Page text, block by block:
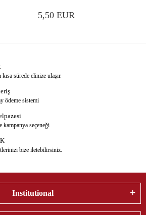
5,50 EUR
sürede elinize ulaşır.
ödeme sistemi
kampanya seçeneği
bize iletebilirsiniz.
Institutional